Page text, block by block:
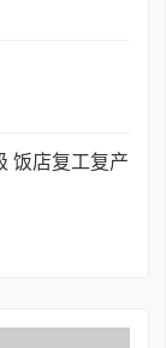
饭店复工复产